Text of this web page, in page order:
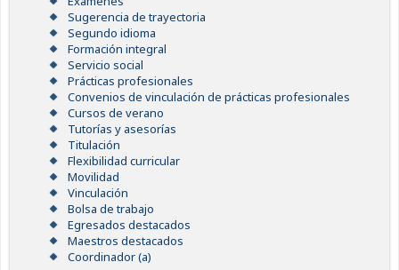
Sugerencia de trayectoria
Segundo idioma
Formación integral
Servicio social
Prácticas profesionales
Convenios de vinculación de prácticas profesionales
Cursos de verano
Tutorías y asesorías
Titulación
Flexibilidad curricular
Movilidad
Vinculación
Bolsa de trabajo
Egresados destacados
Maestros destacados
Coordinador (a)